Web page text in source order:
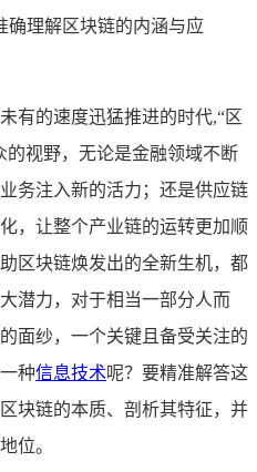
确理解区块链的内涵与应
有的速度迅猛推进的时代,“区
的视野，无论是金融领域不断
务注入新的活力；还是供应链
，让整个产业链的运转更加顺
区块链焕发出的全新生机，都
潜力，对于相当一部分人而
面纱，一个关键且备受关注的
种信息技术呢？要精准解答这
块链的本质、剖析其特征，并
位。